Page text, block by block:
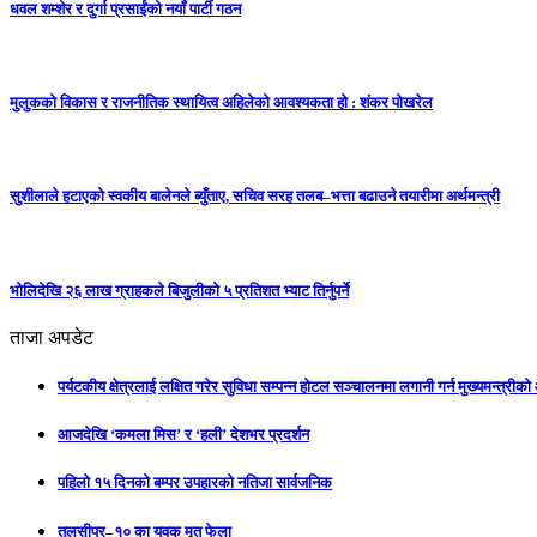
धवल शम्शेर र दुर्गा प्रसाईंको नयाँ पार्टी गठन
मुलुकको विकास र राजनीतिक स्थायित्व अहिलेको आवश्यकता हो : शंकर पोखरेल
सुशीलाले हटाएको स्वकीय बालेनले ब्युँताए, सचिव सरह तलब–भत्ता बढाउने तयारीमा अर्थमन्त्री
भोलिदेखि २६ लाख ग्राहकले बिजुलीको ५ प्रतिशत भ्याट तिर्नुपर्ने
ताजा अपडेट
पर्यटकीय क्षेत्रलाई लक्षित गरेर सुविधा सम्पन्न होटल सञ्चालनमा लगानी गर्न
आजदेखि ‘कमला मिस’ र ‘हली’ देशभर प्रदर्शन
पहिलो १५ दिनको बम्पर उपहारको नतिजा सार्वजनिक
तुलसीपुर–१० का युवक मृत फेला